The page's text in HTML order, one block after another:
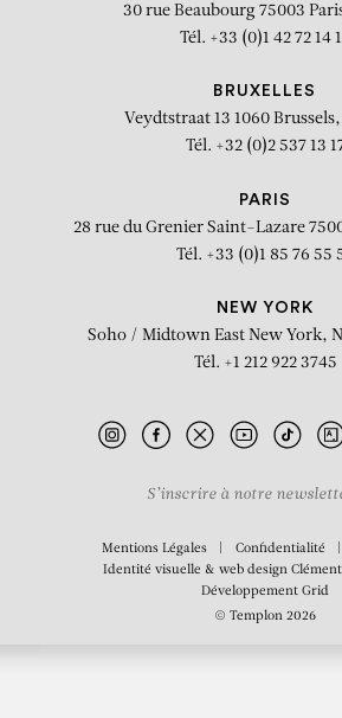
DE WAIN
Skyline
BIOGRAPHIE
30 rue Beaubourg 75003
Tél. +33 (0)1 42 72 14
BRUXELLES
Veydtstraat 13 1060
Tél. +32 (0)2 537 13
PARIS
28 rue du Grenier Saint-Lazare
Tél. +33 (0)1 85 76 55
NEW YORK
Soho / Midtown East New York,
Tél. +1 212 922 3745
S’inscrire à notre
Mentions Légales Confidentialité
Identité visuelle & web design
Développement Grid
© Templon 2026